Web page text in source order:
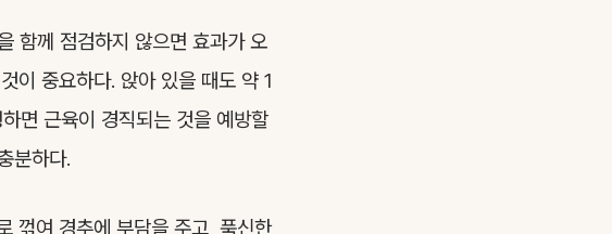
함께 점검하지 않으면 효과가 오
이 중요하다. 앉아 있을 때도 약 1
면 근육이 경직되는 것을 예방할
분하다.
꺾여 경추에 부담을 주고, 푹신한